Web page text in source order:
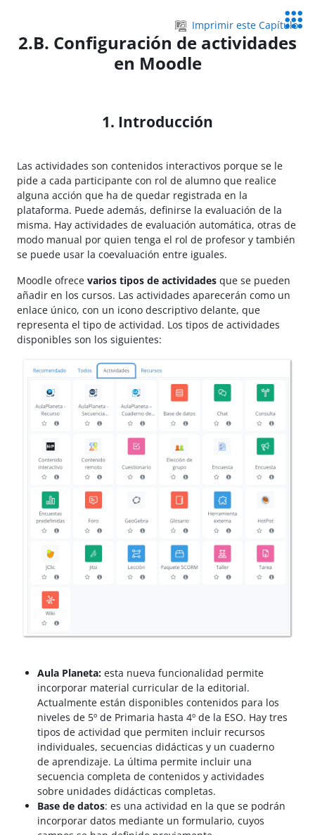
Imprimir este Capítulo
2.B. Configuración de actividades
en Moodle
1. Introducción
Las actividades son contenidos interactivos porque se le
pide a cada participante con rol de alumno que realice
alguna acción que ha de quedar registrada en la
plataforma. Puede además, definirse la evaluación de la
misma. Hay actividades de evaluación automática, otras de
modo manual por quien tenga el rol de profesor y también
se puede usar la coevaluación entre iguales.
Moodle ofrece varios tipos de actividades que se pueden
añadir en los cursos. Las actividades aparecerán como un
enlace único, con un icono descriptivo delante, que
representa el tipo de actividad. Los tipos de actividades
disponibles son los siguientes:
Aula Planeta: esta nueva funcionalidad permite
incorporar material curricular de la editorial.
Actualmente están disponibles contenidos para los
niveles de 5º de Primaria hasta 4º de la ESO. Hay tres
tipos de actividad que permiten incluir recursos
individuales, secuencias didácticas y un cuaderno
de aprendizaje. La última permite incluir una
secuencia completa de contenidos y actividades
sobre unidades didácticas completas.
Base de datos: es una actividad en la que se podrán
incorporar datos mediante un formulario, cuyos